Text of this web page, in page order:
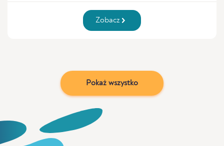
Zobacz
Pokaż wszystko